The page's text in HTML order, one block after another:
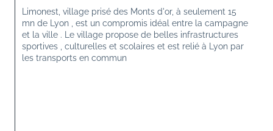
Limonest, village prisé des Monts d'or, à seulement 15
mn de Lyon , est un compromis idéal entre la campagne
et la ville . Le village propose de belles infrastructures
sportives , culturelles et scolaires et est relié à Lyon par
les transports en commun